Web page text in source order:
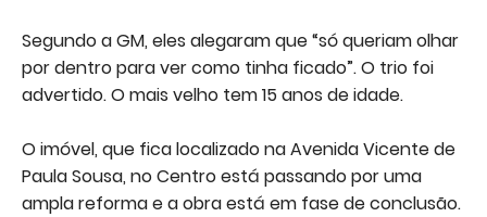
Segundo a GM, eles alegaram que “só queriam olhar
por dentro para ver como tinha ficado”. O trio foi
advertido. O mais velho tem 15 anos de idade.
O imóvel, que fica localizado na Avenida Vicente de
Paula Sousa, no Centro está passando por uma
ampla reforma e a obra está em fase de conclusão.